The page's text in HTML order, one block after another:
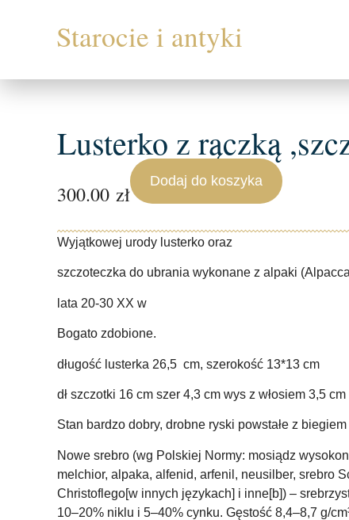
Lusterko z rączką
300.00 zł
Dodaj do koszyka
Wyjątkowej urody lusterko oraz
szczoteczka do ubrania wykonane z alpaki
lata 20-30 XX w
Bogato zdobione.
długość lusterka 26,5 cm, szerokość 13*13 cm
dł szczotki 16 cm szer 4,3 cm wys z włosiem 3,5 cm
Stan bardzo dobry, drobne ryski powstałe z biegiem
Nowe srebro (wg Polskiej Normy: mosiądz
melchior, alpaka, alfenid, arfenil, neusilber, srebro
Christoflego[w innych językach] i inne[b]) –
10–20% niklu i 5–40% cynku. Gęstość 8,4–8,7 g/